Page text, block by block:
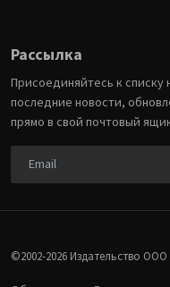
Рассылка
Присоединяйтесь к списку
последние новости,
прямо в свой почтовый
©2002-2026 Издательство ООО